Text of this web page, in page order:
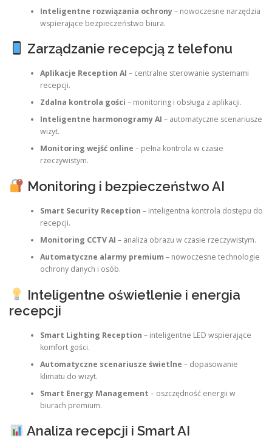
Inteligentne rozwiązania ochrony– nowoczesne narzędzia
wspierające bezpieczeństwo biura.
Zarządzanie recepcją z telefonu
Aplikacje Reception AI – centralne sterowanie systemami
recepcji.
Zdalna kontrola gości – monitoring i obsługa z aplikacji.
Inteligentne harmonogramy AI – automatyczne scenariusze
wizyt.
Monitoring wejść online – pełna kontrola w czasie
rzeczywistym.
Monitoring i bezpieczeństwo AI
Smart Security Reception – inteligentna kontrola dostępu do
recepcji.
Monitoring CCTV AI – analiza obrazu w czasie rzeczywistym.
Automatyczne alarmy premium – nowoczesne technologie
ochrony danych i osób.
Inteligentne oświetlenie i energia
recepcji
Smart Lighting Reception – inteligentne LED wspierające
komfort gości.
Automatyczne scenariusze świetlne – dopasowanie
klimatu do wizyt.
Smart Energy Management – oszczędność energii w
biurach premium.
Analiza recepcji i Smart AI